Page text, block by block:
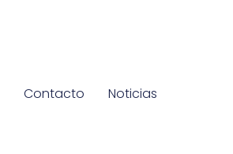
Contacto Noticias